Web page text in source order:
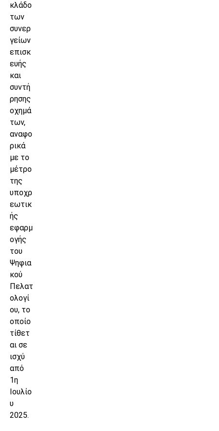
κλάδο
των
συνερ
γείων
επισκ
ευής
και
συντή
ρησης
οχημά
των,
αναφο
ρικά
με το
μέτρο
της
υποχρ
εωτικ
ής
εφαρμ
ογής
του
Ψηφια
κού
Πελατ
ολογί
ου, το
οποίο
τίθετ
αι σε
ισχύ
από
1η
Ιουλίο
υ
2025.